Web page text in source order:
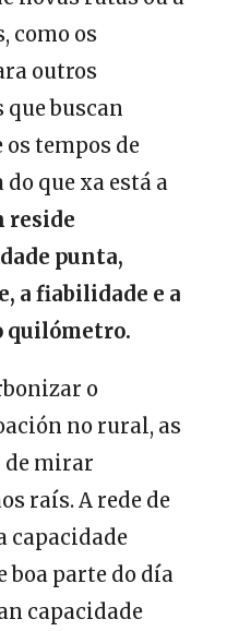
como os
outros
buscan
tempos de
que xa está a
reside
punta,
a fiabilidade e a
quilómetro.
o
no rural, as
de mirar
raís. A rede de
capacidade
boa parte do día
capacidade